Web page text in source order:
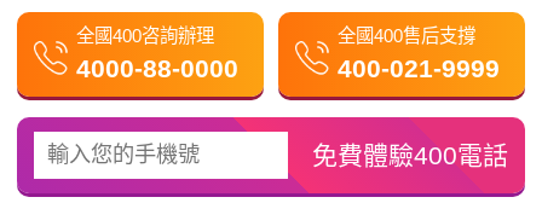
全國400咨詢辦理
4000-88-0000
全國400售后支撐
400-021-9999